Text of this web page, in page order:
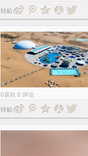
转贴
0喜欢 0 评论
转贴